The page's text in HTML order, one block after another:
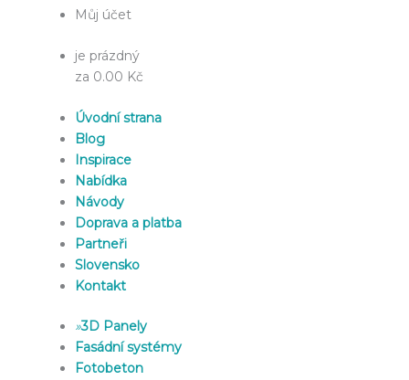
Můj účet
je prázdný
za 0.00 Kč
Úvodní strana
Blog
Inspirace
Nabídka
Návody
Doprava a platba
Partneři
Slovensko
Kontakt
»3D Panely
Fasádní systémy
Fotobeton